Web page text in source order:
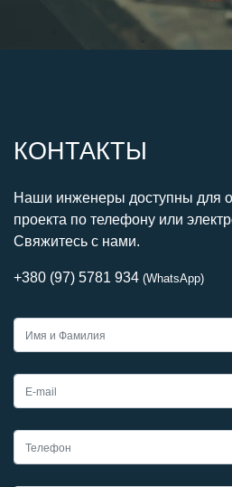
КОНТАКТЫ
Наши инженеры доступны для
проекта по телефону или
Свяжитесь с нами.
+380 (97) 5781 934 (WhatsApp)